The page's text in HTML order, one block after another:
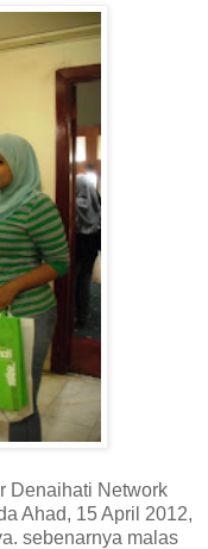
Denaihati Network
Ahad, 15 April 2012,
sebenarnya malas